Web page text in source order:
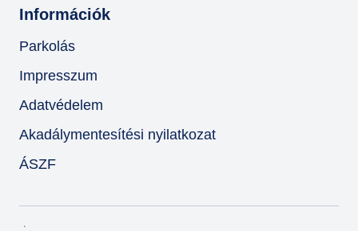
Információk
Parkolás
Impresszum
Adatvédelem
Akadálymentesítési nyilatkozat
ÁSZF